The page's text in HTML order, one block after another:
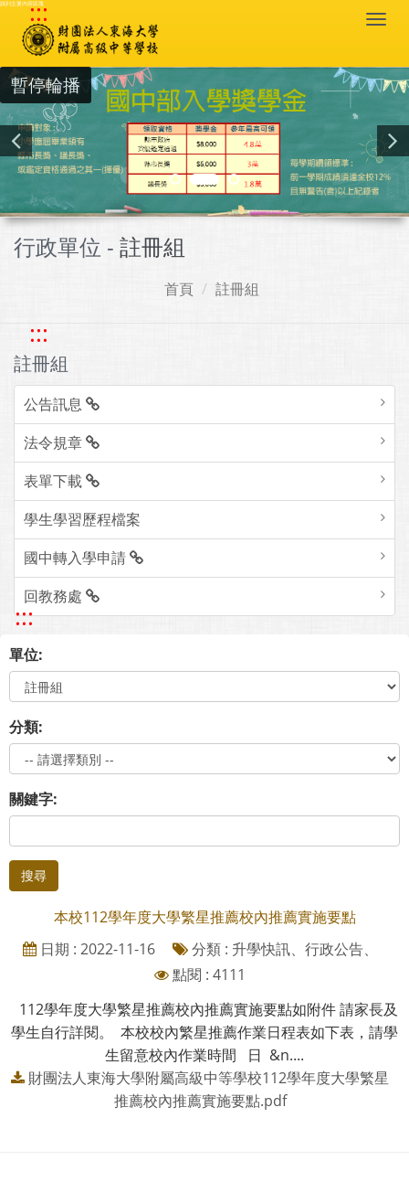
跳到主要內容區塊
:::
暫停輪播
行政單位 - 註冊組
首頁 註冊組
:::
註冊組
公告訊息
法令規章
表單下載
學生學習歷程檔案
國中轉入學申請
回教務處
:::
單位:
分類:
關鍵字:
搜尋
本校112學年度大學繁星推薦校內推薦實施要點
日期 : 2022-11-16
分類 : 升學快訊、行政公告、
點閱 : 4111
112學年度大學繁星推薦校內推薦實施要點如附件 請家長及
學生自行詳閱。 本校校內繁星推薦作業日程表如下表，請學
生留意校內作業時間 日 &n....
財團法人東海大學附屬高級中等學校112學年度大學繁星
推薦校內推薦實施要點.pdf